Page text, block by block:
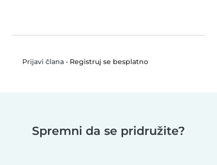
Prijavi člana• Registruj se besplatno
Spremni da se pridružite?